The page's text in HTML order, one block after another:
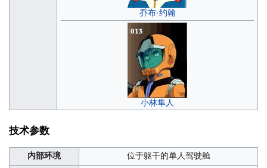
乔布·约翰
小林隼人
技术参数
内部环境
位于躯干的单人驾驶舱